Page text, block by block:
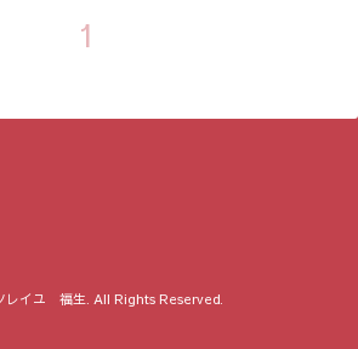
1
レイユ 福生. All Rights Reserved.